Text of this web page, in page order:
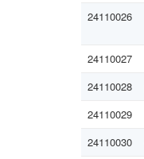
24110026
24110027
24110028
24110029
24110030